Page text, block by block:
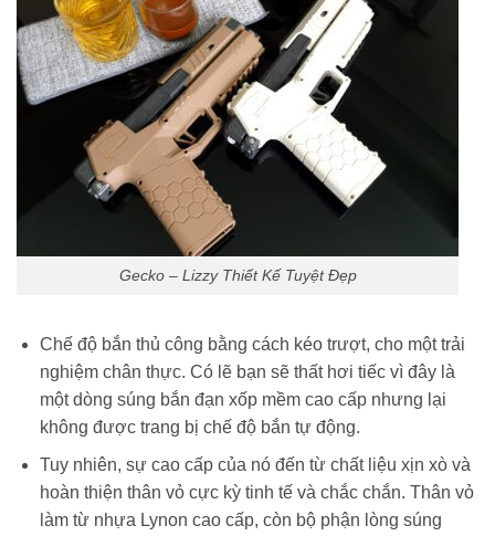
Gecko – Lizzy Thiết Kế Tuyệt Đẹp
Chế độ bắn thủ công bằng cách kéo trượt, cho một trải
nghiệm chân thực. Có lẽ bạn sẽ thất hơi tiếc vì đây là
một dòng súng bắn đạn xốp mềm cao cấp nhưng lại
không được trang bị chế độ bắn tự động.
Tuy nhiên, sự cao cấp của nó đến từ chất liệu xịn xò và
hoàn thiện thân vỏ cực kỳ tinh tế và chắc chắn. Thân vỏ
làm từ nhựa Lynon cao cấp, còn bộ phận lòng súng